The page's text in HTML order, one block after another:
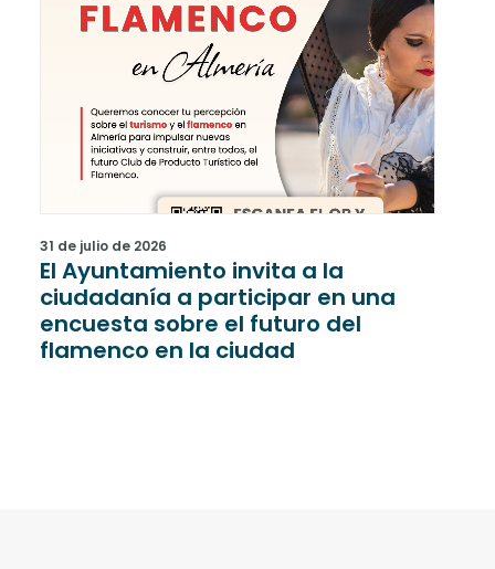
31 de julio de 2026
El Ayuntamiento invita a la
ciudadanía a participar en una
encuesta sobre el futuro del
flamenco en la ciudad